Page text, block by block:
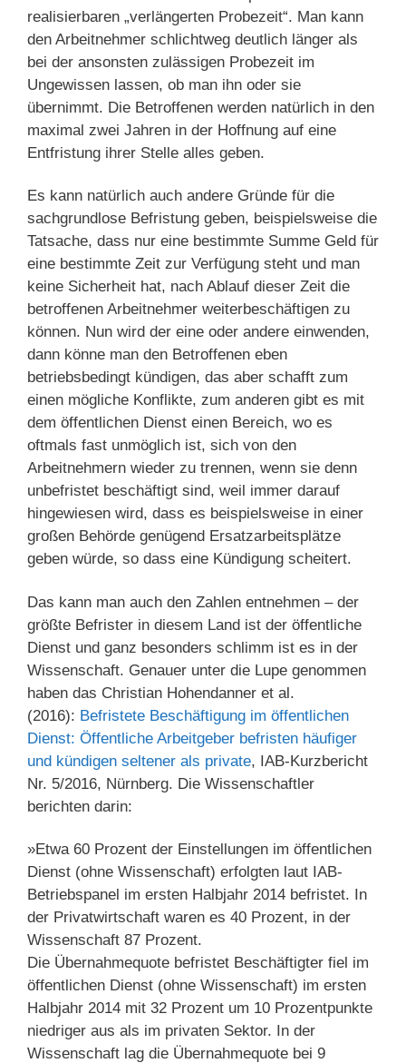
realisierbaren „verlängerten Probezeit“. Man kann
den Arbeitnehmer schlichtweg deutlich länger als
bei der ansonsten zulässigen Probezeit im
Ungewissen lassen, ob man ihn oder sie
übernimmt. Die Betroffenen werden natürlich in den
maximal zwei Jahren in der Hoffnung auf eine
Entfristung ihrer Stelle alles geben.
Es kann natürlich auch andere Gründe für die
sachgrundlose Befristung geben, beispielsweise die
Tatsache, dass nur eine bestimmte Summe Geld für
eine bestimmte Zeit zur Verfügung steht und man
keine Sicherheit hat, nach Ablauf dieser Zeit die
betroffenen Arbeitnehmer weiterbeschäftigen zu
können. Nun wird der eine oder andere einwenden,
dann könne man den Betroffenen eben
betriebsbedingt kündigen, das aber schafft zum
einen mögliche Konflikte, zum anderen gibt es mit
dem öffentlichen Dienst einen Bereich, wo es
oftmals fast unmöglich ist, sich von den
Arbeitnehmern wieder zu trennen, wenn sie denn
unbefristet beschäftigt sind, weil immer darauf
hingewiesen wird, dass es beispielsweise in einer
großen Behörde genügend Ersatzarbeitsplätze
geben würde, so dass eine Kündigung scheitert.
Das kann man auch den Zahlen entnehmen – der
größte Befrister in diesem Land ist der öffentliche
Dienst und ganz besonders schlimm ist es in der
Wissenschaft. Genauer unter die Lupe genommen
haben das Christian Hohendanner et al.
(2016): Befristete Beschäftigung im öffentlichen
Dienst: Öffentliche Arbeitgeber befristen häufiger
und kündigen seltener als private, IAB-Kurzbericht
Nr. 5/2016, Nürnberg. Die Wissenschaftler
berichten darin:
»Etwa 60 Prozent der Einstellungen im öffentlichen
Dienst (ohne Wissenschaft) erfolgten laut IAB-
Betriebspanel im ersten Halbjahr 2014 befristet. In
der Privatwirtschaft waren es 40 Prozent, in der
Wissenschaft 87 Prozent.
Die Übernahmequote befristet Beschäftigter fiel im
öffentlichen Dienst (ohne Wissenschaft) im ersten
Halbjahr 2014 mit 32 Prozent um 10 Prozentpunkte
niedriger aus als im privaten Sektor. In der
Wissenschaft lag die Übernahmequote bei 9